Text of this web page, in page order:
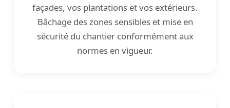
façades, vos plantations et vos extérieurs.
Bâchage des zones sensibles et mise en
sécurité du chantier conformément aux
normes en vigueur.